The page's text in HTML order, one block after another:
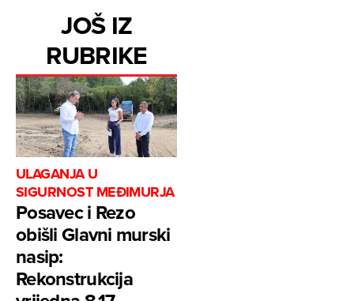
JOŠ IZ
RUBRIKE
ULAGANJA U
SIGURNOST MEĐIMURJA
Posavec i Rezo
obišli Glavni murski
nasip:
Rekonstrukcija